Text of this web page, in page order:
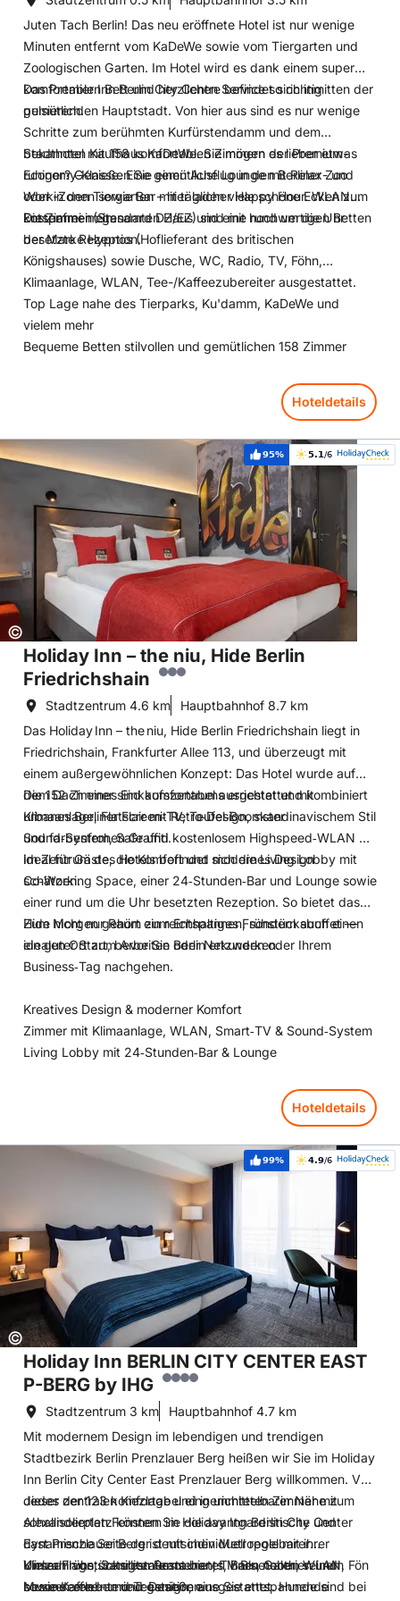
Morgens erwartet dich ein reichhaltiges Frühstücksbuffet
mit klassischen, vegetarischen, veganen und wechselnden
internationalen Spezialitäten. Wer später noch Hunger hat,
kommt bestimmt im hauseigenen Burger-Lokal Hungry Bear
oder im kleinen Martha Café in der Lobby auf seine Kosten.
Ab 6:30 bis 11 Uhr ist unser Frühstücksbuffet für euch
geöffnet!
Das Hungry Bear Restaurant & Bar direkt im Schulz Hotel
Berlin bietet dir eine gemütliche Atmosphäre und ist die
naheliegendste Möglichkeit, den Tag in der schnellen
Hauptstadt ganz entspannt ausklingen zu lassen.
Juten Tach Berlin! Das neu eröffnete Hotel ist nur wenige
Minuten entfernt vom KaDeWe sowie vom Tiergarten und
Zoologischen Garten. Im Hotel wird es dank einem super
komfortablen Bett und herzlichen Service so richtig
gemütlich.
Das Premier Inn Berlin City Centre befindet sich inmitten der
pulsierenden Hauptstadt. Von hier aus sind es nur wenige
Schritte zum berühmten Kurfürstendamm und dem
bekannten Kaufhaus KaDeWe. Sie mögen es lieber etwas
ruhiger? Genießen Sie einen Ausflug in den Berliner Zoo
oder in den Tiergarten – hier laden viele schöne Ecken zum
Entspannen ein.
Stadthotel mit 158 komfortablen Zimmern der Premium-
Economy-Klasse. Eine gemütliche Lounge mit Relax- und
Work-Zonen sowie Bar mit täglicher Happy Hour. WLAN
kostenfrei im gesamten Haus und eine rund um die Uhr
besetzte Rezeption.
Die Zimmer (Standard DZ/EZ) sind mit hochwertigen Betten
der Marke Hypnos (Hoflieferant des britischen
Königshauses) sowie Dusche, WC, Radio, TV, Föhn,
Klimaanlage, WLAN, Tee-/Kaffeezubereiter ausgestattet.
Top Lage nahe des Tierparks, Ku'damm, KaDeWe und
vielem mehr
Bequeme Betten stilvollen und gemütlichen 158 Zimmer
Hoteldetails
Copyright:
©
Weiterempfehlung:
95% Bewertung:
5.1/6
Holiday Inn – the niu, Hide Berlin
Friedrichshain
Stadtzentrum 4.6 km Hauptbahnhof 8.7 km
Das Holiday Inn – the niu, Hide Berlin Friedrichshain liegt in
Friedrichshain, Frankfurter Allee 113, und überzeugt mit
einem außergewöhnlichen Konzept: Das Hotel wurde auf
dem Dach eines Einkaufszentrums errichtet und kombiniert
urbanes Berliner Flair mit Retro‑Design, skandinavischem Stil
und farbenfrohen Graffiti.
Die 152 Zimmer sind komfortabel ausgestattet mit
Klimaanlage, Flatscreen‑TV, Teufel‑Boomster
Sound‑System, Safe und kostenlosem Highspeed‑WLAN —
ideal für Gäste, die Komfort und modernes Design
schätzen.
Im Zentrum des Hotels befindet sich die Living Lobby mit
Co‑Working Space, einer 24‑Stunden‑Bar und Lounge sowie
einer rund um die Uhr besetzten Rezeption. So bietet das
Hide nicht nur Raum zum Entspannen, sondern auch einen
idealen Ort zum Arbeiten oder Netzwerken.
Zum Morgen gehört ein reichhaltiges Frühstücksbuffet —
ein guter Start, bevor Sie Berlin erkunden oder Ihrem
Business‑Tag nachgehen.
Kreatives Design & moderner Komfort
Zimmer mit Klimaanlage, WLAN, Smart‑TV & Sound‑System
Living Lobby mit 24‑Stunden‑Bar & Lounge
Hoteldetails
Hoteldetails: Holiday Inn – the niu, Hide Berlin Friedrichshain
Copyright:
©
Weiterempfehlung:
99% Bewertung:
4.9/6
Holiday Inn BERLIN CITY CENTER EAST
P-BERG by IHG
Stadtzentrum 3 km Hauptbahnhof 4.7 km
Mit modernem Design im lebendigen und trendigen
Stadtbezirk Berlin Prenzlauer Berg heißen wir Sie im Holiday
Inn Berlin City Center East Prenzlauer Berg willkommen. Von
dieser zentralen Kiezlage und in unmittelbarer Nähe zum
Alexanderplatz können Sie die avantgardistische und
dynamische Seite der deutschen Metropole mit ihrer
Vielzahl von szenigen Restaurants, Bars, Galerien und
Museen erleben und genießen.
Jedes der 123 komfortabel eingerichteten Zimmer mit
schallisolierten Fenstern im Holiday Inn Berlin City Center
East Prenzlauer Berg ist mit individuell regelbarer
Klimaanlage, Satellitenfernsehen, TV Bluetooth, WLAN, Fön
sowie Kaffee- und Teestation ausgestattet. Hunde sind bei
Unser Frühstücksrestaurant bietet Ihnen neben seinem
besonderen Interieur Design, eine Sie entspannende
Hoteldetails: Holiday Inn BERLIN CITY CENTER EAST P-BERG